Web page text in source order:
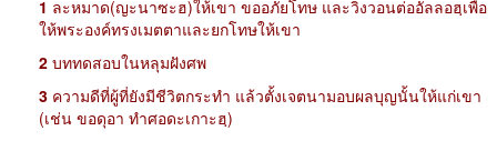
1 ละหมาด(ญะนาซะฮ)ให้เขา ขออภัยโทษ และวิงวอนต่ออัลลอฮฺเพื่อ
ให้พระองค์ทรงเมตตาและยกโทษให้เขา
2 บททดสอบในหลุมฝังศพ
3 ความดีที่ผู้ที่ยังมีชีวิตกระทำ แล้วตั้งเจตนามอบผลบุญนั้นให้แก่เขา
(เช่น ขอดุอา ทำศอดะเกาะฮฺ)